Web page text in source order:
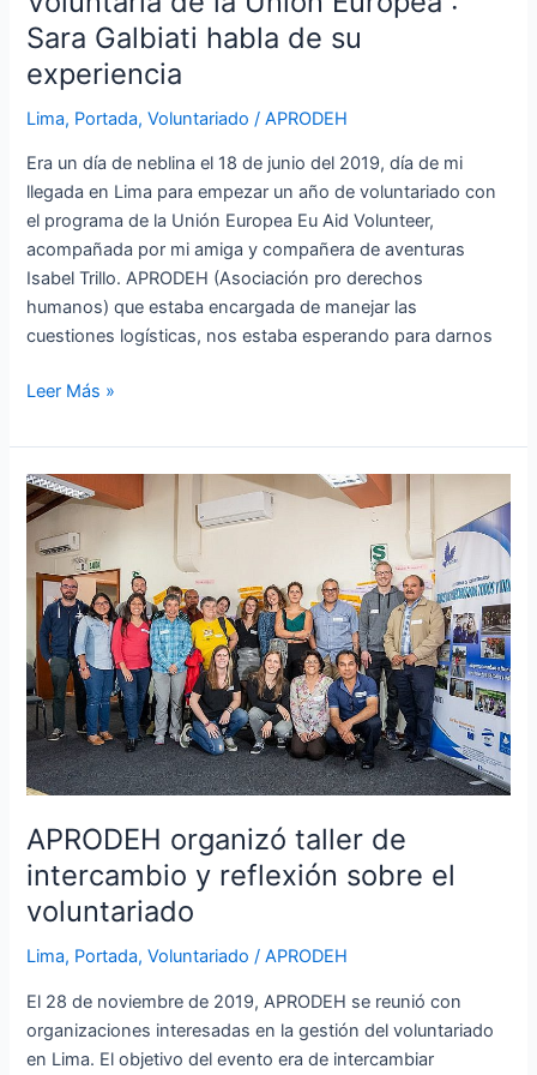
Sara Galbiati habla de su
experiencia
Lima, Portada,Voluntariado /APRODEH
Era un día de neblina el 18 de junio del 2019, día de mi
llegada en Lima para empezar un año de voluntariado con
el programa de la Unión Europea Eu Aid Volunteer,
acompañada por mi amiga y compañera de aventuras
Isabel Trillo. APRODEH (Asociación pro derechos
humanos) que estaba encargada de manejar las
cuestiones logísticas, nos estaba esperando para darnos
Leer Más »
APRODEH organizó taller de
intercambio y reflexión sobre el
voluntariado
Lima, Portada,Voluntariado /APRODEH
El 28 de noviembre de 2019, APRODEH se reunió con
organizaciones interesadas en la gestión del voluntariado
en Lima. El objetivo del evento era de intercambiar
APRODEH
organizó
taller
de
intercambio
reflexión
sobre
el
voluntariado